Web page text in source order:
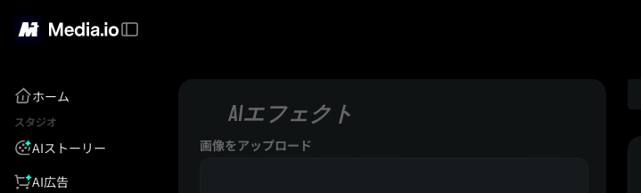
ホーム
スタジオ
AIストーリー
AI広告
AIエフェクト
画像をアップロード